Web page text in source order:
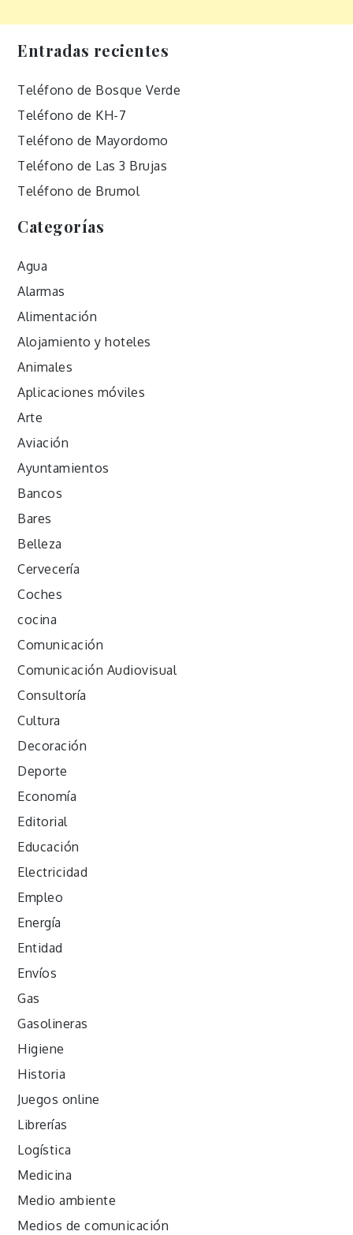
Entradas recientes
Teléfono de Bosque Verde
Teléfono de KH-7
Teléfono de Mayordomo
Teléfono de Las 3 Brujas
Teléfono de Brumol
Categorías
Agua
Alarmas
Alimentación
Alojamiento y hoteles
Animales
Aplicaciones móviles
Arte
Aviación
Ayuntamientos
Bancos
Bares
Belleza
Cervecería
Coches
cocina
Comunicación
Comunicación Audiovisual
Consultoría
Cultura
Decoración
Deporte
Economía
Editorial
Educación
Electricidad
Empleo
Energía
Entidad
Envíos
Gas
Gasolineras
Higiene
Historia
Juegos online
Librerías
Logística
Medicina
Medio ambiente
Medios de comunicación